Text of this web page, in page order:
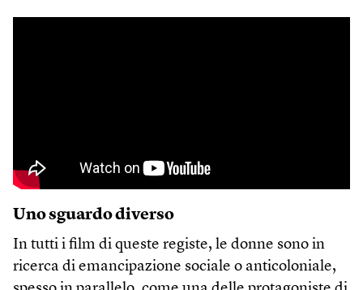
Uno sguardo diverso
In tutti i film di queste registe, le donne sono in
ricerca di emancipazione sociale o anticoloniale,